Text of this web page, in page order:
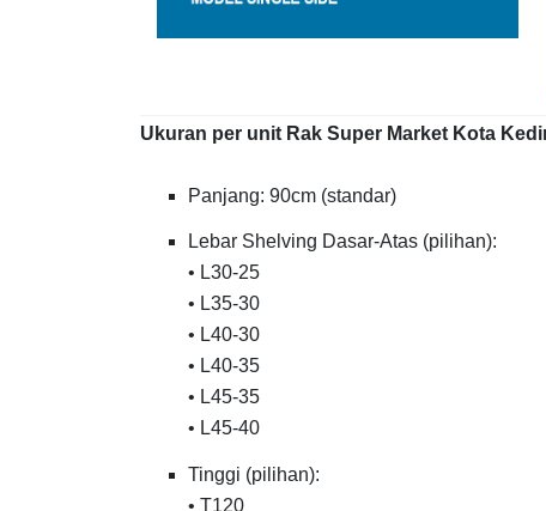
Ukuran per unit Rak Super Market Kota
Panjang: 90cm (standar)
Lebar Shelving Dasar-Atas (pilihan):
• L30-25
• L35-30
• L40-30
• L40-35
• L45-35
• L45-40
Tinggi (pilihan):
• T120